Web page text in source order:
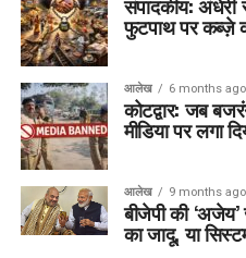
फुटपाथ पर कब्ज़े
आलेख 6 months ago
कोटद्वार: जब
मीडिया पर लगा
आलेख 9 months ago
बीजेपी की ‘अजेय’
का जादू, या